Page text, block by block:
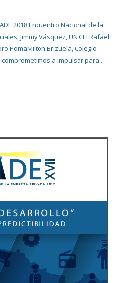
2018 Encuentro Nacional de la
Jimmy Vásquez, UNICEFRafael
PomaMilton Brizuela, Colegio
comprometimos a impulsar para...